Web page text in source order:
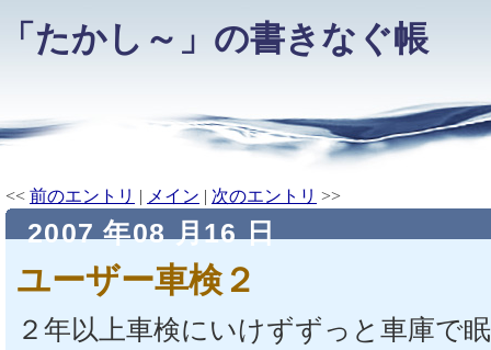
「たかし～」の書きなぐ帳
<< 前のエントリ | メイン | 次のエントリ >>
2007 年08 月16 日
ユーザー車検２
２年以上車検にいけずずっと車庫で